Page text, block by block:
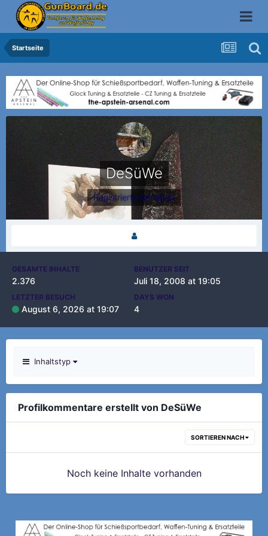
Startseite
DeSüWe
Registrierte Benutzer
GESAMTE INHALTE
2.376
BENUTZER SEIT
Juli 18, 2008 at 19:05
LETZTER BESUCH
August 6, 2026 at 19:07
DAYS WON
4
Inhaltstyp
Profilkommentare erstellt von DeSüWe
SORTIEREN NACH
Noch keine Inhalte vorhanden